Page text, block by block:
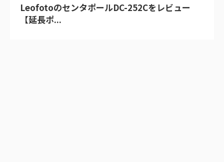
LeofotoのセンタポールDC-252Cをレビュー
【延長ポ...